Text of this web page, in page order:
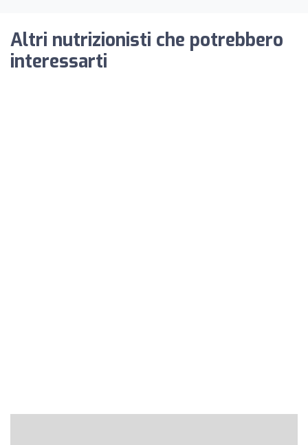
Altri nutrizionisti che potrebbero
interessarti